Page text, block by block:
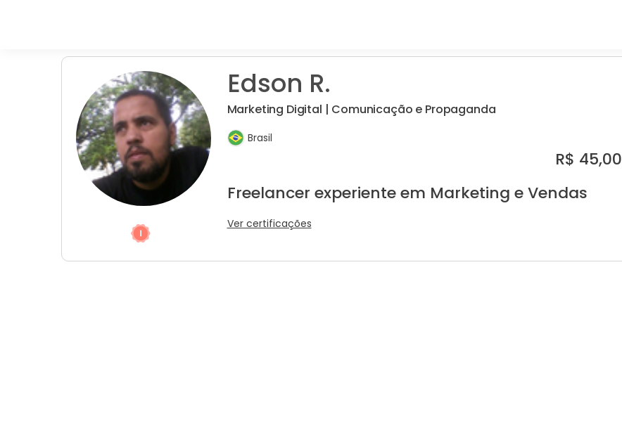
Edson R.
Marketing Digital | Comunicação e Propaganda
Brasil
R$ 45,00
Freelancer experiente em Marketing e Vendas
Ver certificações